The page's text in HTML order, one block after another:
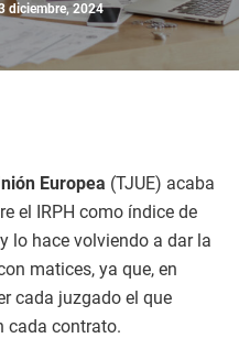
diciembre, 2024
Europea (TJUE) acaba
el IRPH como índice de
lo hace volviendo a dar la
matices, ya que, en
cada juzgado el que
cada contrato.